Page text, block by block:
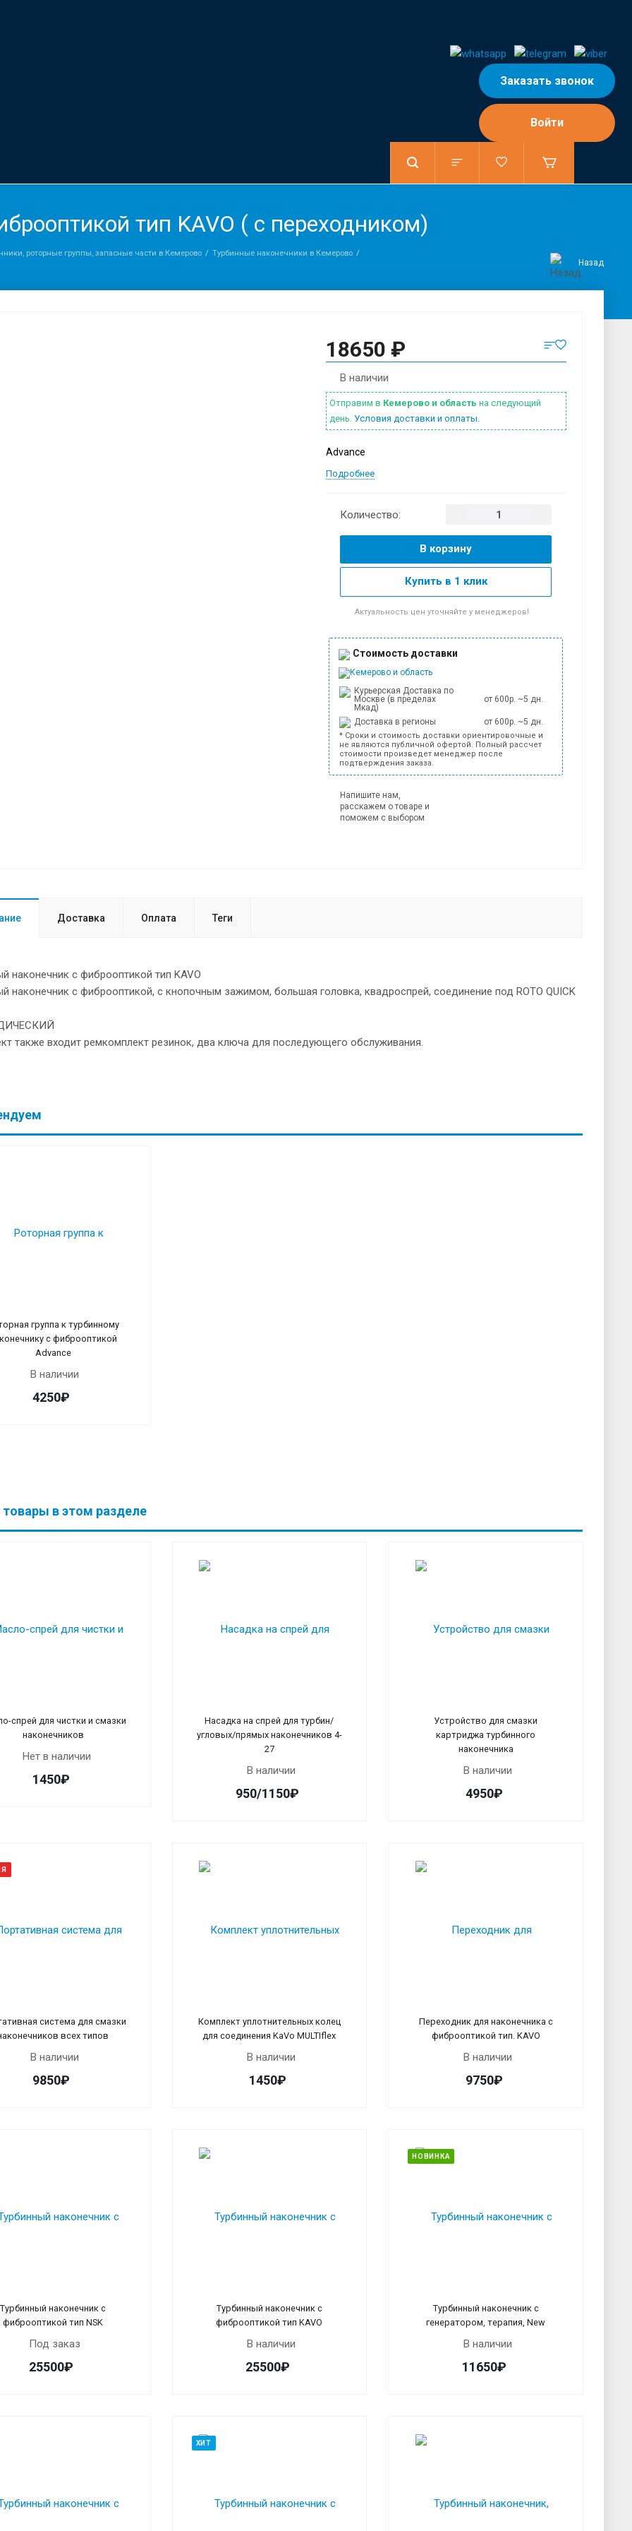
Заказать звонок
Войти
тип KAVO ( c переходником)
роторные группы, запасные части в Кемерово Турбинные наконечники в Кемерово
Назад
18650 ₽
В наличии
Отправим в Кемерово и область на следующий
день. Условия доставки и оплаты.
Advance
Подробнее
Количество:
В корзину
Купить в 1 клик
Актуальность цен уточняйте у менеджеров!
Стоимость доставки
Кемерово и область
Курьерская Доставка по
Москве (в пределах
Мкад)
от 600р. ~5 дн.
Доставка в регионы от 600р. ~5 дн.
* Сроки и стоимость доставки ориентировочные и
не являются публичной офертой. Полный рассчет
стоимости произведет менеджер после
подтверждения заказа.
Напишите нам,
расскажем о товаре и
поможем с выбором
Доставка Оплата Теги
наконечник с фиброоптикой тип KAVO
наконечник с фиброоптикой, с кнопочным зажимом, большая головка, квадроспрей, соединение под ROTO QUICK
также входит ремкомплект резинок, два ключа для последующего обслуживания.
группа к турбинному
с фиброоптикой
Advance
В наличии
4250₽
товары в этом разделе
спрей для чистки и смазки
наконечников
Нет в наличии
1450₽
Насадка на спрей для турбин/
угловых/прямых наконечников 4-
27
В наличии
950/1150₽
Устройство для смазки
картриджа турбинного
наконечника
В наличии
4950₽
система для смазки
всех типов
В наличии
9850₽
Комплект уплотнительных колец
для соединения KaVo MULTIflex
В наличии
1450₽
Переходник для наконечника с
фиброоптикой тип. KAVO
В наличии
9750₽
Турбинный наконечник с
фиброоптикой тип NSK
Под заказ
25500₽
Турбинный наконечник с
фиброоптикой тип KAVO
В наличии
25500₽
НОВИНКА
Турбинный наконечник с
генератором, терапия, New
В наличии
11650₽
ХИТ